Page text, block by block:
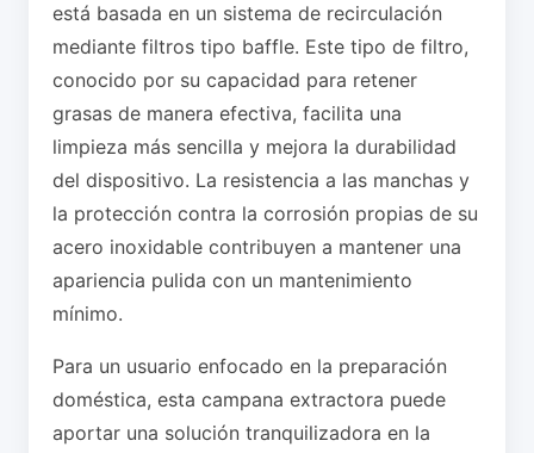
está basada en un sistema de recirculación
mediante filtros tipo baffle. Este tipo de filtro,
conocido por su capacidad para retener
grasas de manera efectiva, facilita una
limpieza más sencilla y mejora la durabilidad
del dispositivo. La resistencia a las manchas y
la protección contra la corrosión propias de su
acero inoxidable contribuyen a mantener una
apariencia pulida con un mantenimiento
mínimo.
Para un usuario enfocado en la preparación
doméstica, esta campana extractora puede
aportar una solución tranquilizadora en la